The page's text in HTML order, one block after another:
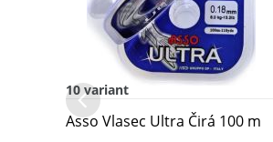
10 variant
Asso Vlasec Ultra Čirá 100 m